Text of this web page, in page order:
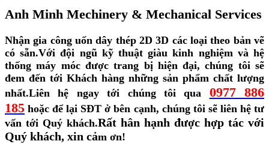
Anh Minh Mechinery & Mechanical Services
Nhận gia công uốn dây thép 2D 3D các loại theo bản vẽ
có sẵn.Với đội ngũ kỹ thuật giàu kinh nghiệm và hệ
thống máy móc được trang bị hiện đại, chúng tôi sẽ
đem đến tới Khách hàng những sản phẩm chất lượng
nhất.Liên hệ ngay tới chúng tôi qua 0977 886
185 hoặc để lại SĐT ở bên cạnh, chúng tôi sẽ liên hệ tư
vấn tới Quý khách.Rất hân hạnh được hợp tác với
Quý khách, xin cảm ơn!